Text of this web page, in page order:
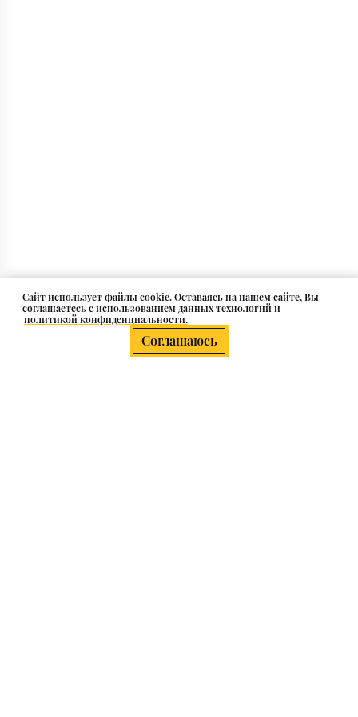
Cайт использует файлы cookie. Оставаясь на нашем сайте, Вы
соглашаетесь с использованием данных технологий и
политикой конфиденциальности.
Соглашаюсь